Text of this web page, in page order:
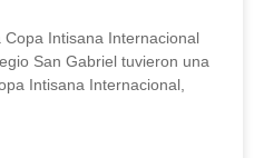
Intisana Internacional
San Gabriel tuvieron una
Intisana Internacional,